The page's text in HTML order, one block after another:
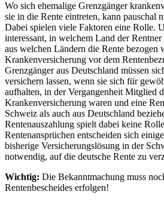
Wo sich ehemalige Grenzgänger
sie in die Rente eintreten, kann pauschal
Dabei spielen viele Faktoren eine Rolle.
interessant, in welchem Land der
aus welchen Ländern die Rente bezogen
Krankenversicherung vor dem
Grenzgänger aus Deutschland müssen
versichern lassen, wenn sie sich für
aufhalten, in der Vergangenheit Mitglied
Krankenversicherung waren und eine
Schweiz als auch aus Deutschland
Rentenauszahlung spielt dabei keine
Rentenansprüchen entscheiden sich
bisherige Versicherungslösung in der
notwendig, auf die deutsche Rente zu
Wichtig: Die Bekanntmachung muss
Rentenbescheides erfolgen!